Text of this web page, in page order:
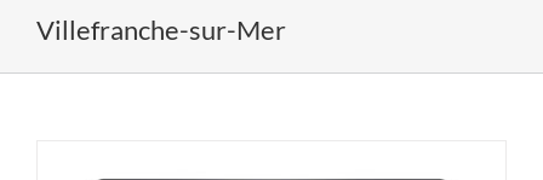
Villefranche-sur-Mer